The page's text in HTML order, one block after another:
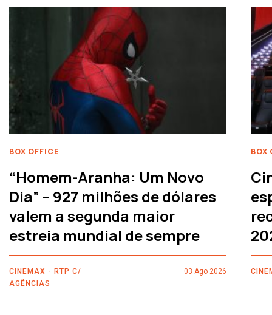
BOX OFFICE
“Homem-Aranha: Um Novo
Dia” – 927 milhões de dólares
valem a segunda maior
estreia mundial de sempre
CINEMAX - RTP C/
AGÊNCIAS
03 Ago 2026
BOX